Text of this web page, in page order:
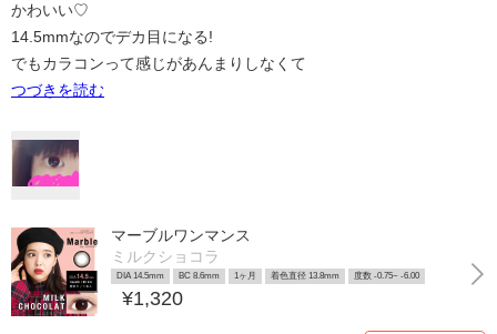
かわいい♡
14.5mmなのでデカ目になる!
でもカラコンって感じがあんまりしなくて
つづきを読む
マーブルワンマンス
ミルクショコラ
DIA 14.5mm BC 8.6mm 1ヶ月 着色直径 13.8mm 度数 -0.75~ -6.00
¥1,320